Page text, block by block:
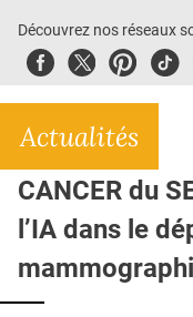
E-REVUE SAD
THÉMA
Découvrez nos réseaux
FacebookTwitterPinterest
Actualités
CANCER du
l’IA dans le